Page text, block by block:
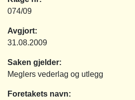
074/09
Avgjort:
31.08.2009
Saken gjelder:
Meglers vederlag og utlegg
Foretakets navn: